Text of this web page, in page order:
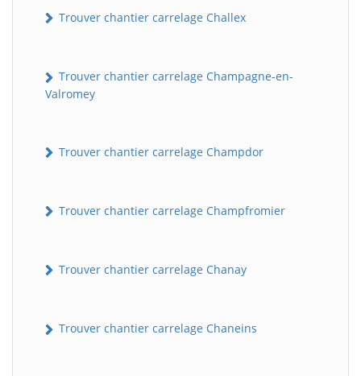
Trouver chantier carrelage Challex
Trouver chantier carrelage Champagne-en-
Valromey
Trouver chantier carrelage Champdor
Trouver chantier carrelage Champfromier
Trouver chantier carrelage Chanay
Trouver chantier carrelage Chaneins